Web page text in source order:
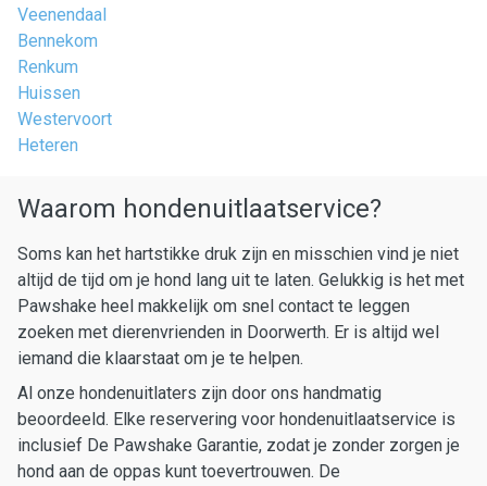
Veenendaal
Bennekom
Renkum
Huissen
Westervoort
Heteren
Waarom hondenuitlaatservice?
Soms kan het hartstikke druk zijn en misschien vind je niet
altijd de tijd om je hond lang uit te laten. Gelukkig is het met
Pawshake heel makkelijk om snel contact te leggen
zoeken met dierenvrienden in Doorwerth. Er is altijd wel
iemand die klaarstaat om je te helpen.
Al onze hondenuitlaters zijn door ons handmatig
beoordeeld. Elke reservering voor hondenuitlaatservice is
inclusief De Pawshake Garantie, zodat je zonder zorgen je
hond aan de oppas kunt toevertrouwen. De